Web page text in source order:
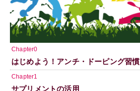
Chapter0
はじめよう！アンチ・ドーピング習慣
Chapter1
サプリメントの活用